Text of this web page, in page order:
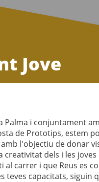
Jove
JOVE
Palma i conjuntament
de Prototips, estem
l'objectiu de donar
creativitat dels i les
al carrer i que Reus es
teves capacitats, siguin